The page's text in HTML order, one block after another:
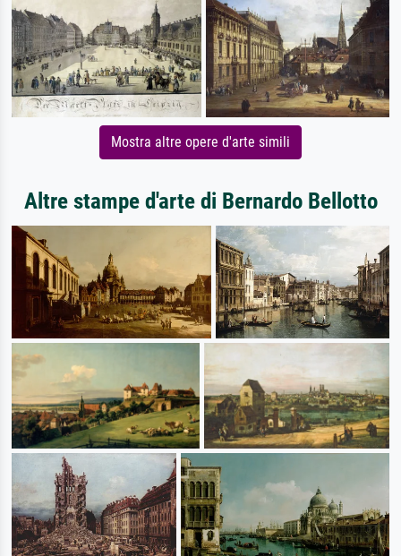
Mostra altre opere d'arte simili
Altre stampe d'arte di Bernardo Bellotto